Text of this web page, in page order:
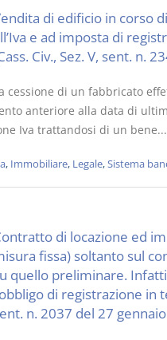
di edificio in corso
e ad imposta di
Civ., Sez. V, sent. n.
cessione di un fabbricato
anteriore alla data di
Iva trattandosi di un bene...
, Immobiliare, Legale,Sistema
di locazione ed
fissa) soltanto sul
quello preliminare.
di registrazione in
n. 2037 del 27